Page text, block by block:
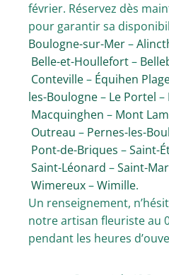
février. Réservez dès
pour garantir sa
Boulogne-sur-Mer–
Belle-et-Houllefort–
Conteville– Équihen
les-Boulogne– Le Portel –
Macquinghen – Mont
Outreau – Pernes-les-
Pont-de-Briques –Saint-
Saint-Léonard –Saint-
Wimereux–Wimille.
Un renseignement,
notre artisan fleuriste au
pendant les heures